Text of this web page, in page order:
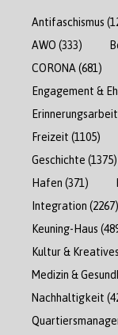
Antifaschismus
AWO (333)
CORONA (681)
Engagement &
Freizeit (1105)
Geschichte (1375)
Hafen (371)
Integration (2267)
Keuning-Haus
Kultur & Kreatives
Medizin &
Nachhaltigkeit